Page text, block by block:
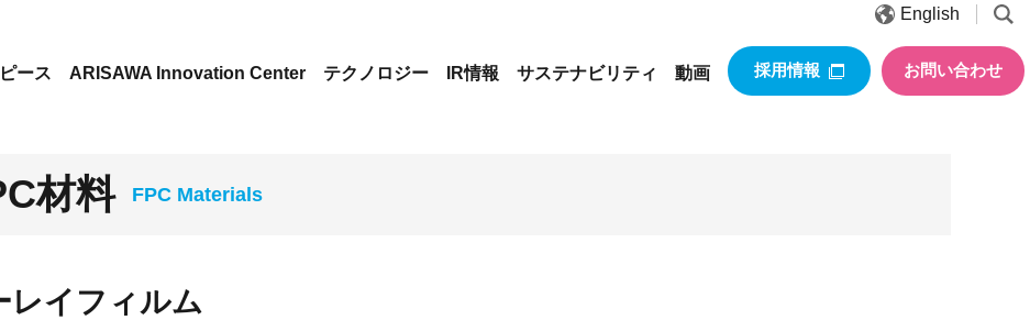
ース ARISAWA Innovation Center テクノロジー IR情報 サステナビリティ 動画
English
採用情報 お問い合わせ
材料
レイフィルム